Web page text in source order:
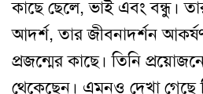
কাছে ছেলে, ভাই এবং বন্ধু।
আদর্শ, তার জীবনাদর্শন
প্রজন্মের কাছে। তিনি
থেকেছেন। এমনও দেখা গেছে